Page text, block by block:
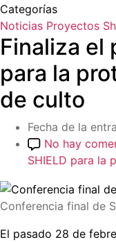
Categorías
Noticias Proyectos
Finaliza el
para la
de culto
Fecha de la
No hay
SHIELD para la
Conferencia final de
El pasado 28 de